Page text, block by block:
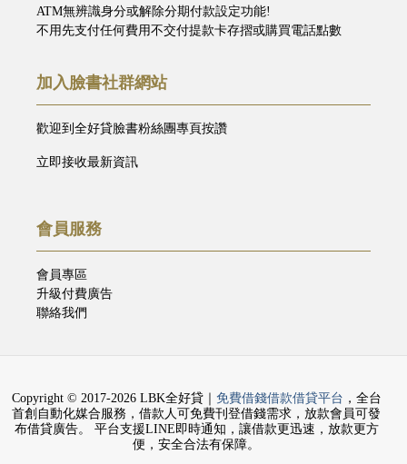
ATM無辨識身分或解除分期付款設定功能!
不用先支付任何費用不交付提款卡存摺或購買電話點數
加入臉書社群網站
歡迎到全好貸臉書粉絲團專頁按讚
立即接收最新資訊
會員服務
會員專區
升級付費廣告
聯絡我們
Copyright © 2017-2026 LBK全好貸｜ 免費借錢借款借貸平台 ，全台
首創自動化媒合服務，借款人可免費刊登借錢需求，放款會員可發
布借貸廣告。 平台支援LINE即時通知，讓借款更迅速，放款更方
便，安全合法有保障。